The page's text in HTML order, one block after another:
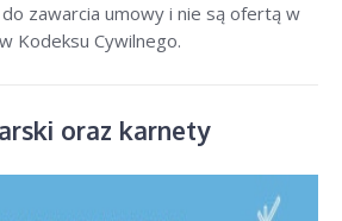
zawarcia umowy i nie są ofertą w
Kodeksu Cywilnego.
oraz karnety